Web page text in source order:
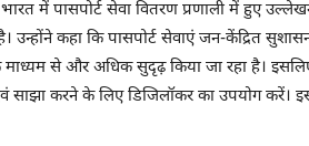
में पासपोर्ट सेवा वितरण प्रणाली में हुए
कहा कि पासपोर्ट सेवाएं जन-केंद्रित
के माध्यम से और अधिक सुदृढ़ किया जा रहा है।
साझा करने के लिए डिजिलॉकर का उपयोग करें।